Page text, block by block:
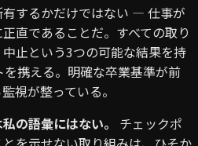
するかだけではない — 仕事が
直であることだ。すべての取り
止という3つの可能な結果を持
携える。明確な卒業基準が前
視が整っている。
の語彙にはない。
チェックポ